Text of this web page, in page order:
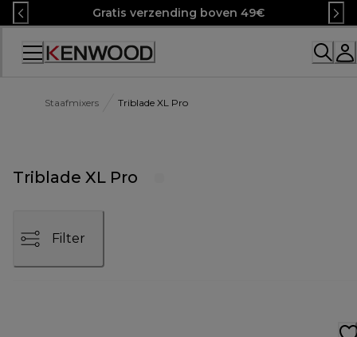
Skip
to
Content
Gratis verzending boven 49€
Accessibility
Staafmixers Triblade XL Pro
Triblade XL Pro
Filter